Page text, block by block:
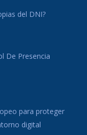
del DNI?
De Presencia
para proteger
digital